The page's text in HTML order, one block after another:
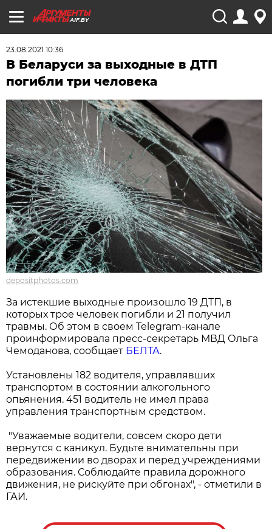
AIF.BY
23.08.2021 10:36
В Беларуси за выходные в ДТП
погибли три человека
depositphotos.com
За истекшие выходные произошло 19 ДТП, в
которых трое человек погибли и 21 получил
травмы. Об этом в своем Telegram-канале
проинформировала пресс-секретарь МВД Ольга
Чемоданова, сообщает БЕЛТА.
Установлены 182 водителя, управлявших
транспортом в состоянии алкогольного
опьянения. 451 водитель не имел права
управления транспортным средством.
"Уважаемые водители, совсем скоро дети
вернутся с каникул. Будьте внимательны при
передвижении во дворах и перед учреждениями
образования. Соблюдайте правила дорожного
движения, не рискуйте при обгонах", - отметили в
ГАИ.